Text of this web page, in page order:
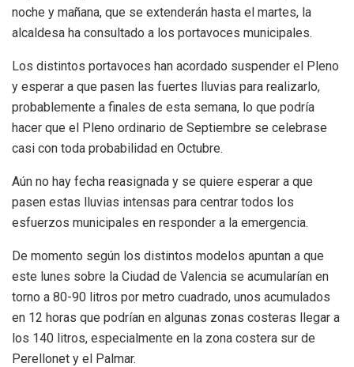
noche y mañana, que se extenderán hasta el martes, la
alcaldesa ha consultado a los portavoces municipales.
Los distintos portavoces han acordado suspender el Pleno
y esperar a que pasen las fuertes lluvias para realizarlo,
probablemente a finales de esta semana, lo que podría
hacer que el Pleno ordinario de Septiembre se celebrase
casi con toda probabilidad en Octubre.
Aún no hay fecha reasignada y se quiere esperar a que
pasen estas lluvias intensas para centrar todos los
esfuerzos municipales en responder a la emergencia.
De momento según los distintos modelos apuntan a que
este lunes sobre la Ciudad de Valencia se acumularían en
torno a 80-90 litros por metro cuadrado, unos acumulados
en 12 horas que podrían en algunas zonas costeras llegar a
los 140 litros, especialmente en la zona costera sur de
Perellonet y el Palmar.